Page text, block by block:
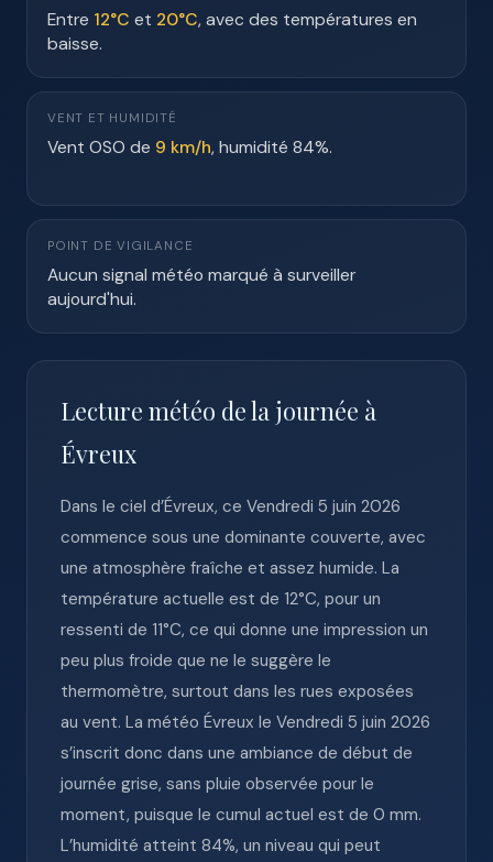
Entre 12°C et 20°C, avec des températures en
baisse.
VENT ET HUMIDITÉ
Vent OSO de 9 km/h, humidité 84%.
POINT DE VIGILANCE
Aucun signal météo marqué à surveiller
aujourd'hui.
Lecture météo de la journée à
Évreux
Dans le ciel d’Évreux, ce Vendredi 5 juin 2026
commence sous une dominante couverte, avec
une atmosphère fraîche et assez humide. La
température actuelle est de 12°C, pour un
ressenti de 11°C, ce qui donne une impression un
peu plus froide que ne le suggère le
thermomètre, surtout dans les rues exposées
au vent. La météo Évreux le Vendredi 5 juin 2026
s’inscrit donc dans une ambiance de début de
journée grise, sans pluie observée pour le
moment, puisque le cumul actuel est de 0 mm.
L’humidité atteint 84%, un niveau qui peut